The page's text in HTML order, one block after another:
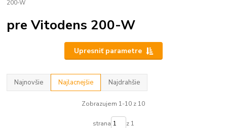
200-W
pre Vitodens 200-W
Upresniť parametre
Najnovšie Najlacnejšie Najdrahšie
Zobrazujem 1-10 z 10
strana z 1